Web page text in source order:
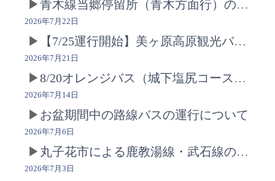
青木線当郷停留所（青木方面行）の移動のお知らせ
2026年7月22日
【7/25運行開始】美ヶ原高原観光バス運行のお知らせ
2026年7月21日
8/20オレンジバス（城下塩尻コース）迂回運行のおしらせ
2026年7月14日
お盆期間中の路線バスの運行について
2026年7月6日
丸子花市による鹿教湯線・武石線の迂回運行・停留所の休止につきまして
2026年7月3日